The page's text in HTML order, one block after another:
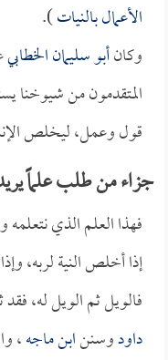
الأعمال بالنيات).
وكانأبو سليمان الخطابي
المتقدمون من
قول وعمل، ليخلص
جزاء من طلب علماً
فهذا العلم الذي
إذا أخلص النية لربه،
فالويل ثم الويل له،
داودوسننابن ماجه،